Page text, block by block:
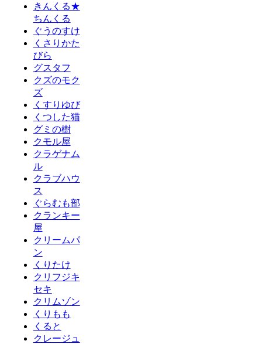
きんくる★
ちんくる
ぐうのすけ
くさりかた
びら
グスタフ
クズのモク
ズ
くすりゆび
くつした猫
グミの樹
クモル屋
クラゲナム
ル
クラブハウ
ス
ぐらむも部
クランキー
屋
クリームパ
ン
くりたけ
クリフジキ
セキ
クリムゾン
くりもも
くると
クレージュ